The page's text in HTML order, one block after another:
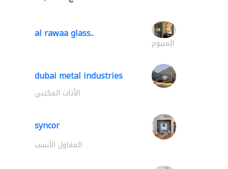
al rawaa glass..
المنيوم
dubai metal industries
الأثاث المكتبي
syncor
المقاول الأنسب